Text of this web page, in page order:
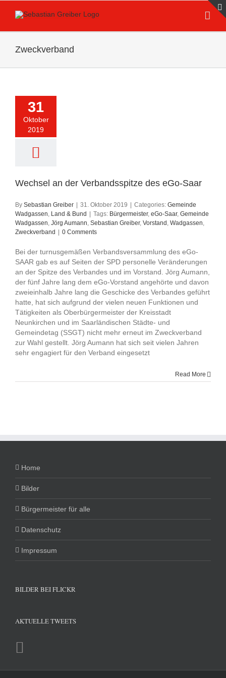
Zweckverband
31
Oktober
2019
Wechsel an der Verbandsspitze des eGo-Saar
By Sebastian Greiber 31. Oktober 2019 Categories: Gemeinde
Wadgassen, Land & Bund Tags: Bürgermeister, eGo-Saar, Gemeinde
Wadgassen, Jörg Aumann, Sebastian Greiber, Vorstand , Wadgassen,
Zweckverband
0 Comments
Bei der turnusgemäßen Verbandsversammlung des eGo-
SAAR gab es auf Seiten der SPD personelle Veränderungen
an der Spitze des Verbandes und im Vorstand. Jörg Aumann,
der fünf Jahre lang dem eGo-Vorstand angehörte und davon
zweieinhalb Jahre lang die Geschicke des Verbandes geführt
hatte, hat sich aufgrund der vielen neuen Funktionen und
Tätigkeiten als Oberbürgermeister der Kreisstadt
Neunkirchen und im Saarländischen Städte- und
Gemeindetag (SSGT) nicht mehr erneut im Zweckverband
zur Wahl gestellt. Jörg Aumann hat sich seit vielen Jahren
sehr engagiert für den Verband eingesetzt
Read More
Home
Bilder
Bürgermeister für alle
Datenschutz
Impressum
BILDER BEI FLICKR
AKTUELLE TWEETS